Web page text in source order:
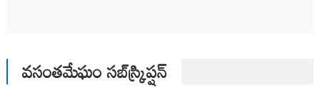
వసంతమేఘం సబ్‌స్క్రిప్షన్